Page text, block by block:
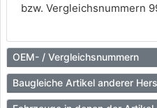
bzw. Vergleichsnummern
OEM- / Vergleichsnummern
Baugleiche Artikel anderer